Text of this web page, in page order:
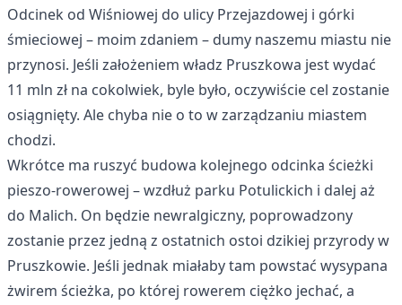
Odcinek od Wiśniowej do ulicy Przejazdowej i górki
śmieciowej – moim zdaniem – dumy naszemu miastu nie
przynosi. Jeśli założeniem władz Pruszkowa jest wydać
11 mln zł na cokolwiek, byle było, oczywiście cel zostanie
osiągnięty. Ale chyba nie o to w zarządzaniu miastem
chodzi.
Wkrótce ma ruszyć budowa kolejnego odcinka ścieżki
pieszo-rowerowej – wzdłuż parku Potulickich i dalej aż
do Malich. On będzie newralgiczny, poprowadzony
zostanie przez jedną z ostatnich ostoi dzikiej przyrody w
Pruszkowie. Jeśli jednak miałaby tam powstać wysypana
żwirem ścieżka, po której rowerem ciężko jechać, a